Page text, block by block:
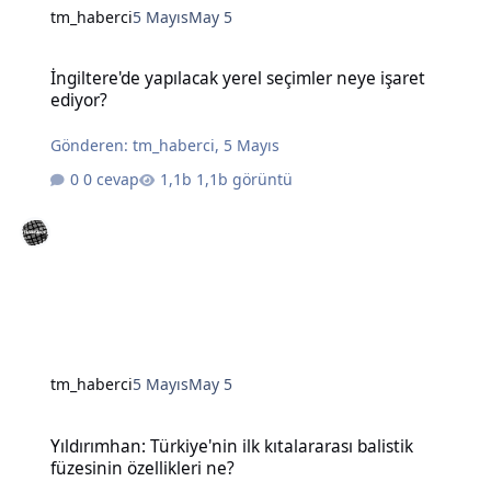
tm_haberci5 MayısMay 5
İngiltere'de yapılacak yerel seçimler neye işaret
ediyor?
Gönderen:tm_haberci, 5 Mayıs
0 cevap
1,1b görüntü
tm_haberci5 MayısMay 5
Yıldırımhan: Türkiye'nin ilk kıtalararası balistik
füzesinin özellikleri ne?